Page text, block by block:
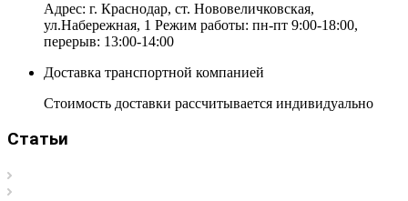
Адрес: г. Краснодар, ст. Нововеличковская,
ул.Набережная, 1 Режим работы: пн-пт 9:00-18:00,
перерыв: 13:00-14:00
Доставка транспортной компанией
Стоимость доставки рассчитывается индивидуально
Статьи